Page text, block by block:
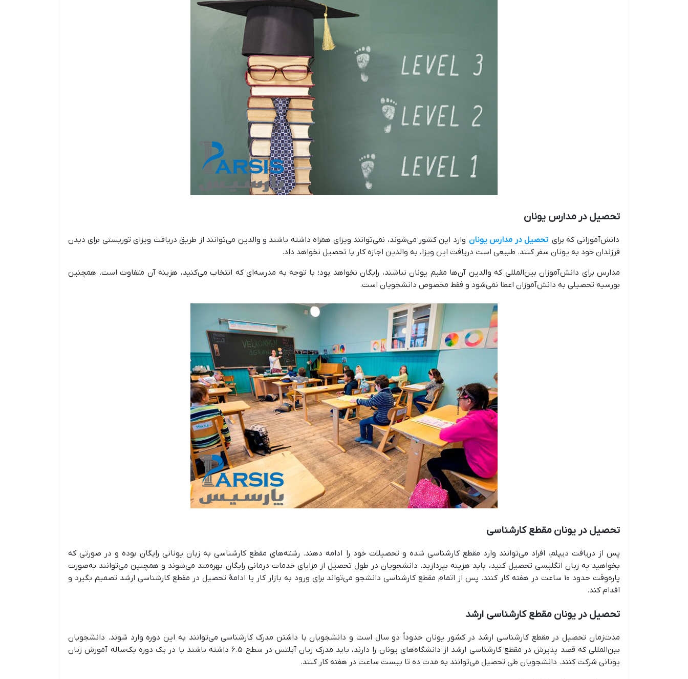
تحصیل در مدارس یونان
دانش‌آموزانی که برای تحصیل در مدارس یونان وارد این کشور می‌شوند، نمی‌توانند ویزای همراه داشته باشند و والدین می‌توانند از طریق دریافت ویزای توریستی برای دیدن
فرزندان خود به یونان سفر کنند. طبیعی است دریافت این ویزا، به والدین اجازه کار یا تحصیل نخواهد داد.
مدارس برای دانش‌آموزان بین‌المللی که والدین آن‌ها مقیم یونان نباشند، رایگان نخواهد بود؛ با توجه به مدرسه‌ای که انتخاب می‌کنید، هزینه آن متفاوت است. همچنین
بورسیه تحصیلی به دانش‌آموزان اعطا نمی‌شود و فقط مخصوص دانشجویان است.
تحصیل در یونان مقطع کارشناسی
پس از دریافت دیپلم، افراد می‌توانند وارد مقطع کارشناسی شده و تحصیلات خود را ادامه دهند. رشته‌های مقطع کارشناسی به زبان یونانی رایگان بوده و در صورتی که
بخواهید به زبان انگلیسی تحصیل کنید، باید هزینه بپردازید. دانشجویان در طول تحصیل از مزایای خدمات درمانی رایگان بهره‌مند می‌شوند و همچنین می‌توانند به‌صورت
پاره‌وقت حدود ۱۰ ساعت در هفته کار کنند. پس از اتمام مقطع کارشناسی دانشجو می‌تواند برای ورود به بازار کار یا ادامۀ تحصیل در مقطع کارشناسی ارشد تصمیم بگیرد و
اقدام کند.
تحصیل در یونان مقطع کارشناسی ارشد
مدت‌زمان تحصیل در مقطع کارشناسی ارشد در کشور یونان حدوداً دو سال است و دانشجویان با داشتن مدرک کارشناسی می‌توانند به این دوره وارد شوند. دانشجویان
بین‌المللی که قصد پذیرش در مقطع کارشناسی ارشد از دانشگاه‌های یونان را دارند، باید مدرک زبان آیلتس در سطح ۶.۵ داشته باشند یا در یک دوره یک‌ساله آموزش زبان
یونانی شرکت کنند. دانشجویان طی تحصیل می‌توانند به مدت ده تا بیست ساعت در هفته کار کنند.